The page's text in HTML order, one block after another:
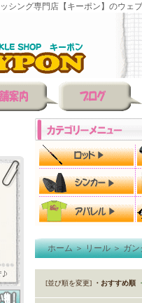
シング専門店【キーポン】のウェ
ホーム＞リール＞ガン
[並び順を変更] ・おすすめ順